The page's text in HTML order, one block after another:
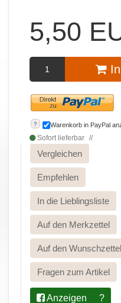
5,50
? Warenkorb in PayPal
Sofort lieferbar
Vergleichen
Empfehlen
In die Lieblingsliste
Auf den Merkzettel
Auf den Wunschzettel
Fragen zum Artikel
Anzeigen ?